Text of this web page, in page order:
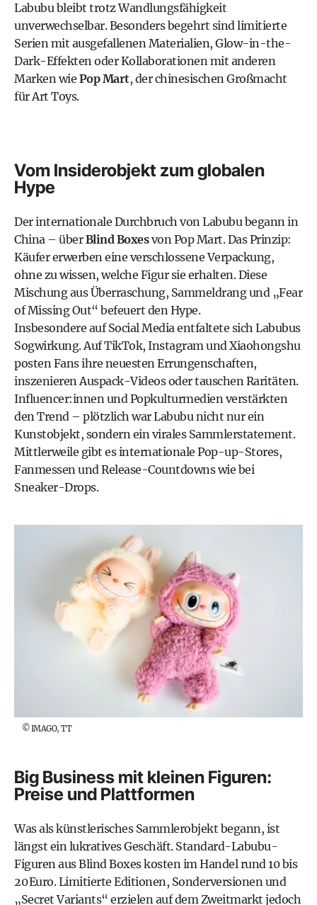
Labubu bleibt trotz Wandlungsfähigkeit
unverwechselbar. Besonders begehrt sind limitierte
Serien mit ausgefallenen Materialien, Glow-in-the-
Dark-Effekten oder Kollaborationen mit anderen
Marken wie Pop Mart, der chinesischen Großmacht
für Art Toys.
Vom Insiderobjekt zum globalen
Hype
Der internationale Durchbruch von Labubu begann in
China – überBlind Boxesvon Pop Mart. Das Prinzip:
Käufer erwerben eine verschlossene Verpackung,
ohne zu wissen, welche Figur sie erhalten. Diese
Mischung aus Überraschung, Sammeldrang und „Fear
of Missing Out“ befeuert den Hype.
Insbesondere auf Social Media entfaltete sich Labubus
Sogwirkung. Auf TikTok, Instagram und Xiaohongshu
posten Fans ihre neuesten Errungenschaften,
inszenieren Auspack-Videos oder tauschen Raritäten.
Influencer:innen und Popkulturmedien verstärkten
den Trend – plötzlich war Labubu nicht nur ein
Kunstobjekt, sondern ein virales Sammlerstatement.
Mittlerweile gibt es internationale Pop-up-Stores,
Fanmessen und Release-Countdowns wie bei
Sneaker-Drops.
©IMAGO, TT
Big Business mit kleinen Figuren:
Preise und Plattformen
Was als künstlerisches Sammlerobjekt begann, ist
längst ein lukratives Geschäft. Standard-Labubu-
Figuren aus Blind Boxes kosten im Handel rund 10 bis
20 Euro. Limitierte Editionen, Sonderversionen und
„Secret Variants“ erzielen auf dem Zweitmarkt jedoch